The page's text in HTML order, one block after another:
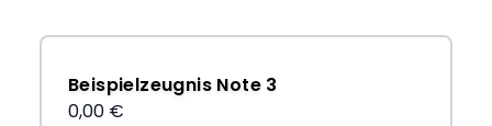
Beispielzeugnis Note 3
0,00 €